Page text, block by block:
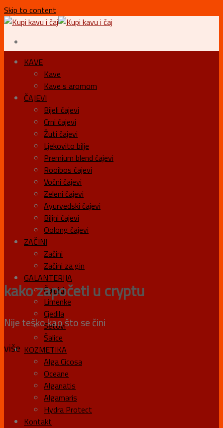
Skip to content
KAVE
Kave
Kave s aromom
ČAJEVI
Bijeli čajevi
Crni čajevi
Žuti čajevi
Ljekovito bilje
Premium blend čajevi
Rooibos čajevi
Voćni čajevi
Zeleni čajevi
Ayurvedski čajevi
Biljni čajevi
Oolong čajevi
ZAČINI
Začini
Začini za gin
GALANTERIJA
Čajnici
Limenke
Cjedila
Setovi
Šalice
KOZMETIKA
Alga Cicosa
Oceane
Alganatis
Algamaris
Hydra Protect
Kontakt
kako započeti u cryptu
Nije teško kao što se čini
više